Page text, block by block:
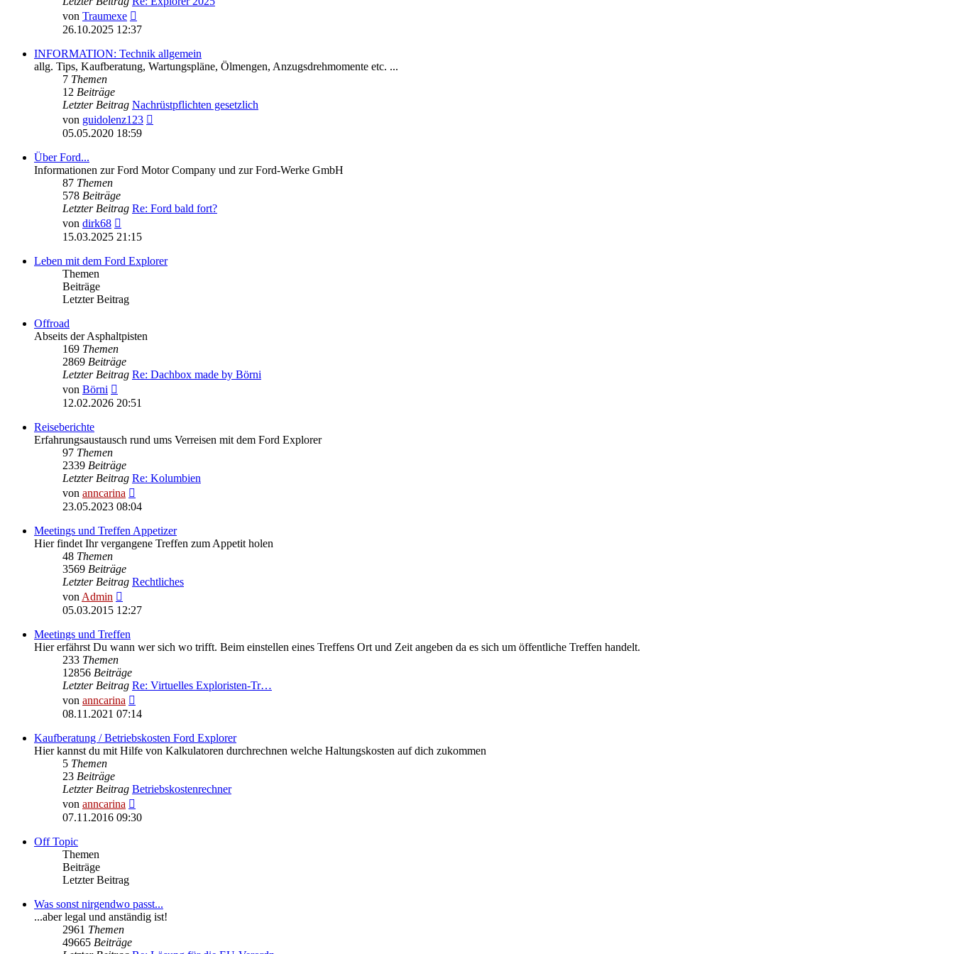
von Traumexe
Beitrag
26.10.2025 12:37
INFORMATION: Technik allgemein
allg. Tips, Kaufberatung, Wartungspläne, Ölmengen, Anzugsdrehmomente etc. ...
7 Themen
12 Beiträge
Letzter Beitrag Nachrüstpflichten gesetzlich
von guidolenz123
05.05.2020 18:59
Über Ford...
Informationen zur Ford Motor Company und zur Ford-Werke GmbH
87 Themen
578 Beiträge
Letzter Beitrag Re: Ford bald fort?
von dirk68
Beitrag
15.03.2025 21:15
Leben mit dem Ford Explorer
Themen
Beiträge
Letzter Beitrag
Offroad
Abseits der Asphaltpisten
169 Themen
2869 Beiträge
Letzter Beitrag Re: Dachbox made by Börni
von Börni
Beitrag
12.02.2026 20:51
Reiseberichte
Erfahrungsaustausch rund ums Verreisen mit dem Ford Explorer
97 Themen
2339 Beiträge
Letzter Beitrag Re: Kolumbien
von anncarina
Beitrag
23.05.2023 08:04
Meetings und Treffen Appetizer
Hier findet Ihr vergangene Treffen zum Appetit holen
48 Themen
3569 Beiträge
Letzter Beitrag Rechtliches
vonAdmin
Beitrag
05.03.2015 12:27
Meetings und Treffen
Hier erfährst Du wann wer sich wo trifft. Beim einstellen eines Treffens Ort und Zeit angeben da es sich um öffentliche Treffen handelt.
233 Themen
12856 Beiträge
Letzter Beitrag Re: Virtuelles Exploristen-Tr…
von anncarina
Beitrag
08.11.2021 07:14
Kaufberatung / Betriebskosten Ford Explorer
Hier kannst du mit Hilfe von Kalkulatoren durchrechnen welche Haltungskosten auf dich zukommen
5 Themen
23 Beiträge
Letzter Beitrag Betriebskostenrechner
von anncarina
Beitrag
07.11.2016 09:30
Off Topic
Themen
Beiträge
Letzter Beitrag
Was sonst nirgendwo passt...
...aber legal und anständig ist!
2961 Themen
49665 Beiträge